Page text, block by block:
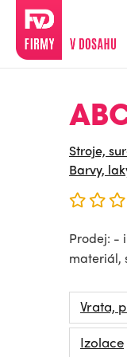
Stroje,
Barvy,
Prodej: -
materiál,
Vrata,
Izolace